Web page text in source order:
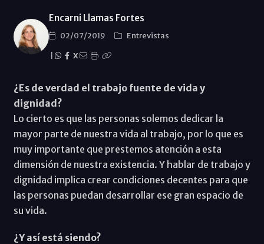
Encarni Llamas Fortes
02/07/2019
Entrevistas
X
¿Es de verdad el trabajo fuente de vida y
dignidad?
Lo cierto es que las personas solemos dedicar la
mayor parte de nuestra vida al trabajo, por lo que es
muy importante que prestemos atención a esta
dimensión de nuestra existencia. Y hablar de trabajo y
dignidad implica crear condiciones decentes para que
las personas puedan desarrollar ese gran espacio de
su vida.
¿Y así está siendo?